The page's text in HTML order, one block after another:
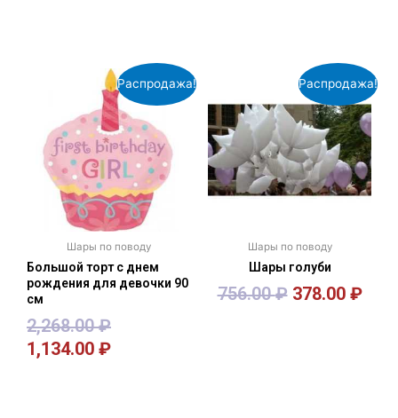
Распродажа!
Шары по поводу
Большой торт с днем
рождения для девочки 90
см
2,268.00₽
1,134.00 ₽
Распродажа!
Шары по поводу
Шары голуби
756.00₽ 378.00 ₽